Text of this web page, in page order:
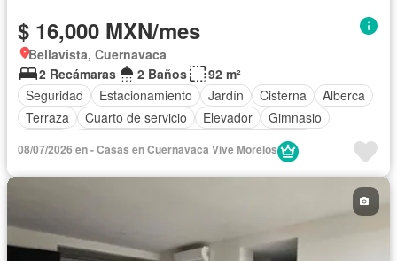
$ 16,000 MXN/mes
Bellavista, Cuernavaca
2 Recámaras
2 Baños
92 m²
Seguridad
Estacionamiento Jardín Cisterna
Alberca
Terraza
Cuarto de servicio Elevador
Gimnasio
Acceso para personas con discapacidad
Sala polivalente
Internet
Asador
Caseta de vigilancia
Vista panorámica
Sin amueblar
08/07/2026 en - Casas en Cuernavaca Vive Morelos